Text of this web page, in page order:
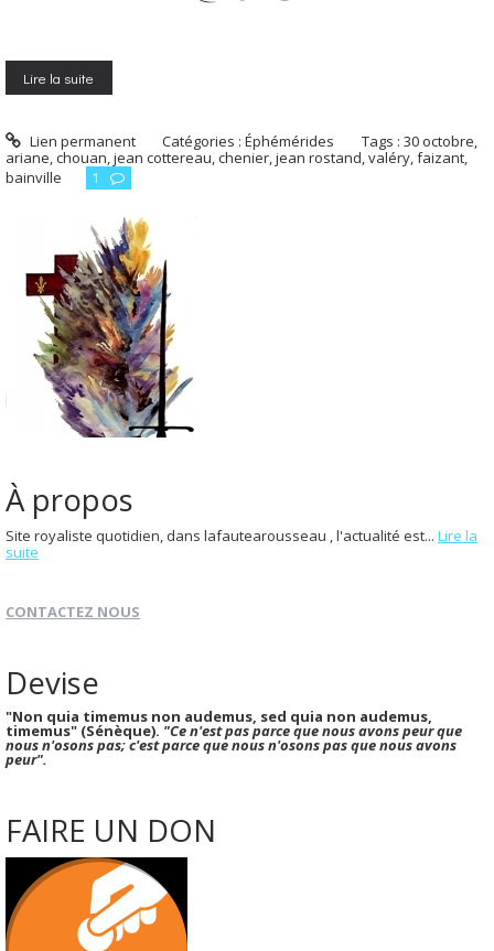
Lire la suite
Lien permanent Catégories :Éphémérides Tags :30 octobre,
ariane,chouan,jean cottereau,chenier,jean rostand,valéry,faizant,
bainville
1
À propos
Site royaliste quotidien, dans lafautearousseau , l'actualité est... Lire la
suite
CONTACTEZ NOUS
Devise
"Non quia timemus non audemus, sed quia non audemus,
timemus" (Sénèque). "Ce n'est pas parce que nous avons peur que
nous n'osons pas; c'est parce que nous n'osons pas que nous avons
peur".
FAIRE UN DON